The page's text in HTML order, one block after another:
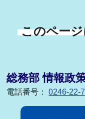
このペー
総務部 情報政
電話番号：0246-22-